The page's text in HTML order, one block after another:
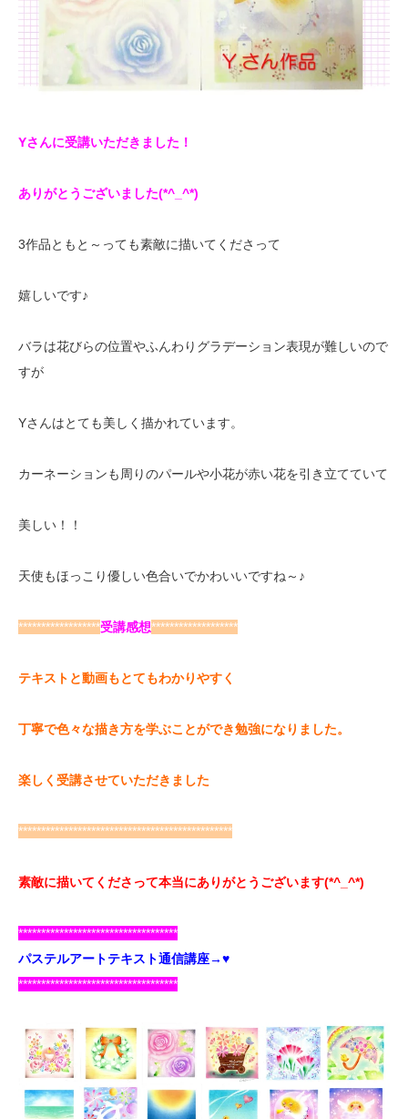
Yさんに受講いただきました！
ありがとうございました(*^_^*)
3作品ともと～っても素敵に描いてくださって
嬉しいです♪
バラは花びらの位置やふんわりグラデーション表現が難しいので
すが
Yさんはとても美しく描かれています。
カーネーションも周りのパールや小花が赤い花を引き立てていて
美しい！！
天使もほっこり優しい色合いでかわいいですね～♪
******************受講感想*******************
テキストと動画もとてもわかりやすく
丁寧で色々な描き方を学ぶこ とができ勉強になりました。
楽しく受講させていただきました
***********************************************
素敵に描いてくださって本当にありがとうございます(*^_^*)
***********************************
パステルアートテキスト通信講座→♥
***********************************